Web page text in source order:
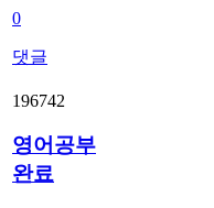
0
댓글
196742
영어공부
완료